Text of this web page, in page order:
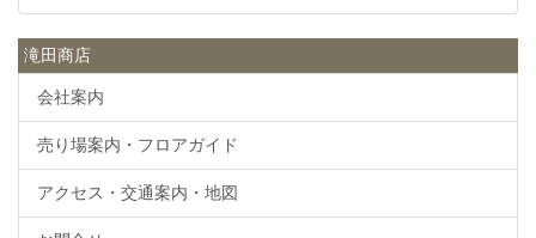
滝田商店
会社案内
売り場案内・フロアガイド
アクセス・交通案内・地図